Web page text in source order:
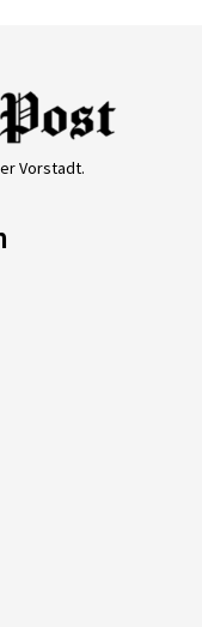
Vorstadt.